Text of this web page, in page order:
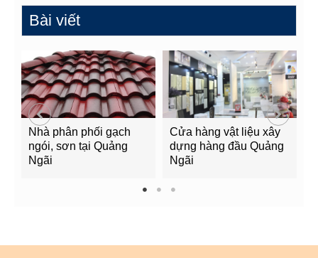
Bài viết
Nhà phân phối gạch
ngói, sơn tại Quảng
Ngãi
Cửa hàng vật liệu xây
dựng hàng đầu Quảng
Ngãi
1 2 3